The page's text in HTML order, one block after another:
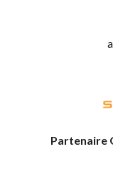
Partenaire